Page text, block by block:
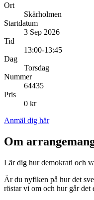
Ort
Skärholmen
Startdatum
3 Sep 2026
Tid
13:00-13:45
Dag
Torsdag
Nummer
64435
Pris
0 kr
Anmäl dig här
Om
Lär dig hur demokrati och
Är du nyfiken på hur det
röstar vi om och hur går det